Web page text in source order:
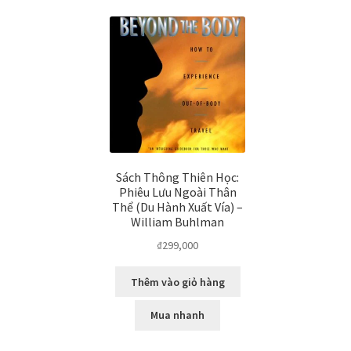
Sách Thông Thiên Học:
Phiêu Lưu Ngoài Thân
Thể (Du Hành Xuất Vía) –
William Buhlman
₫299,000
Thêm vào giỏ hàng
Mua nhanh